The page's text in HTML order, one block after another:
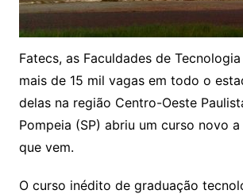
Fatecs, as Faculdades de
mais de 15 mil vagas em todo o
delas na região Centro-Oeste
Pompeia (SP) abriu um curso novo
que vem.
O curso inédito de graduação